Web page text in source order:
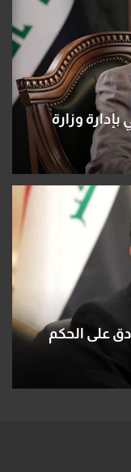
وزارة
على الحكم